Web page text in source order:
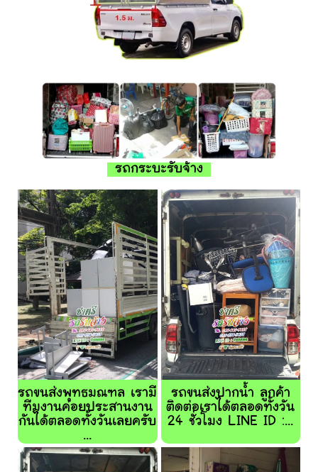
รถกระบะรับจ้าง
รถขนส่งพุทธมณฑล เรามี
ทีมงานค่อยประสานงาน
กันได้ตลอดทั้งวันเลยครับ
...
รถขนส่งปากน้ำ ลูกค้า
ติดต่อเราได้ตลอดทั้งวัน
24 ชั่วโมง LINE ID :...